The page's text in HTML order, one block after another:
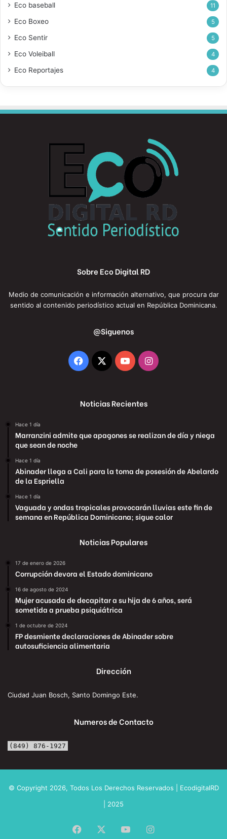
Eco baseball 11
Eco Boxeo 5
Eco Sentir 5
Eco Voleiball 4
Eco Reportajes 4
Sobre Eco Digital RD
Medio de comunicación e información alternativo, que procura dar
sentido al contenido periodístico actual en República Dominicana.
@Siguenos
Facebook
X YouTubeInstagram
Noticias Recientes
Hace 1 día
Marranzini admite que apagones se realizan de día y niega
que sean de noche
Hace 1 día
Abinader llega a Cali para la toma de posesión de Abelardo
de la Espriella
Hace 1 día
Vaguada y ondas tropicales provocarán lluvias este fin de
semana en República Dominicana; sigue calor
Noticias Populares
17 de enero de 2026
Corrupción devora el Estado dominicano
16 de agosto de 2024
Mujer acusada de decapitar a su hija de 6 años, será
sometida a prueba psiquiátrica
1 de octubre de 2024
FP desmiente declaraciones de Abinader sobre
autosuficiencia alimentaria
Dirección
Ciudad Juan Bosch, Santo Domingo Este.
Numeros de Contacto
(849) 876-1927
© Copyright 2026, Todos Los Derechos Reservados | EcodigitalRD
| 2025
Facebook YouTubeInstagram